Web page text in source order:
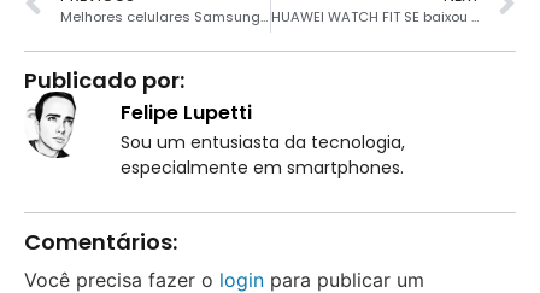
Melhores celulares Samsung até 1 mil para comprar em 2023 HUAWEI WATCH FIT SE baixou demais na Amazon Brasil
Publicado por:
Felipe Lupetti
Sou um entusiasta da tecnologia,
especialmente em smartphones.
Comentários:
Você precisa fazer o login para publicar um